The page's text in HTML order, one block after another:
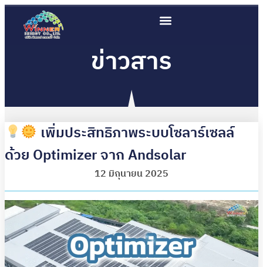
ข่าวสาร
เพิ่มประสิทธิภาพระบบโซลาร์เซลล์
ด้วย Optimizer จาก Andsolar
12 มิถุนายน 2025